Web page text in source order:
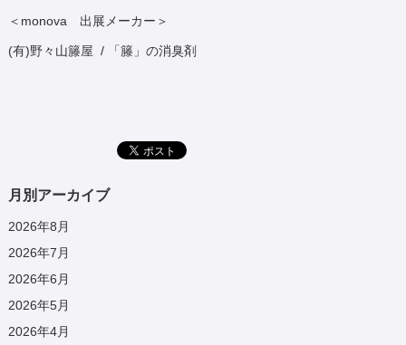
＜monova 出展メーカー＞
(有)野々山籐屋 / 「籐」の消臭剤
月別アーカイブ
2026年8月
2026年7月
2026年6月
2026年5月
2026年4月